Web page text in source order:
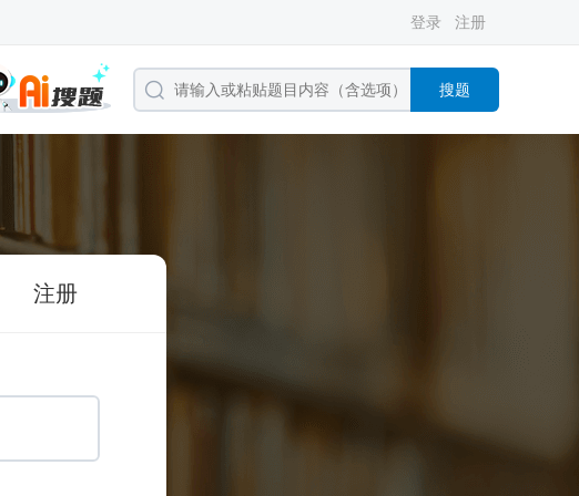
登录 注册
搜题
注册